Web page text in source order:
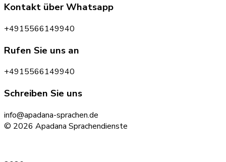
Kontakt über Whatsapp
+4915566149940
Rufen Sie uns an
+4915566149940
Schreiben Sie uns
info@apadana-sprachen.de
© 2026 Apadana Sprachendienste